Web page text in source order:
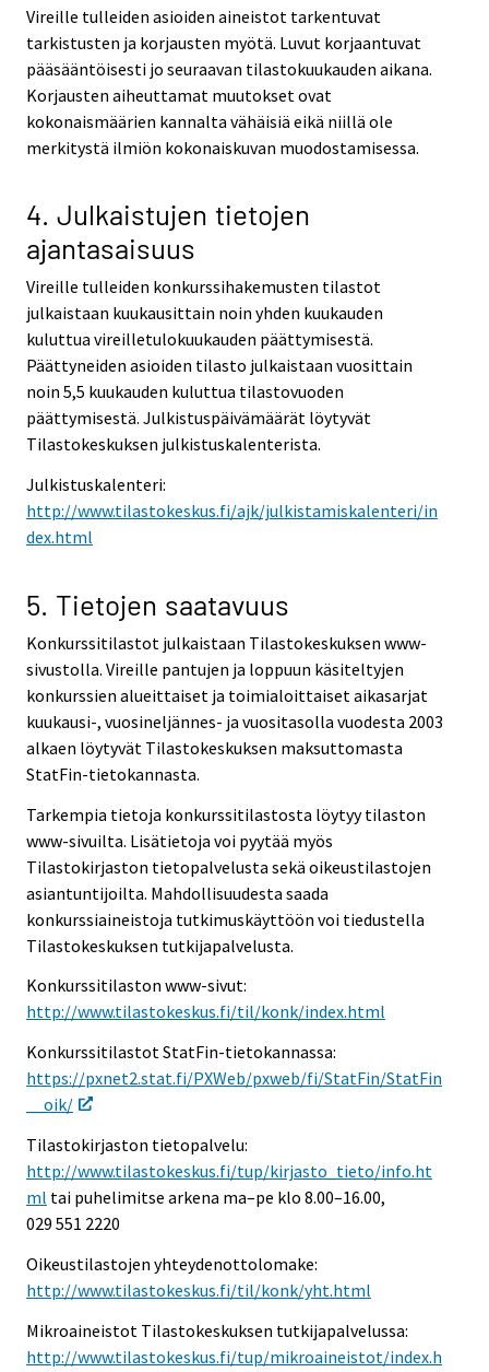
Vireille tulleiden asioiden aineistot tarkentuvat
tarkistusten ja korjausten myötä. Luvut korjaantuvat
pääsääntöisesti jo seuraavan tilastokuukauden aikana.
Korjausten aiheuttamat muutokset ovat
kokonaismäärien kannalta vähäisiä eikä niillä ole
merkitystä ilmiön kokonaiskuvan muodostamisessa.
4. Julkaistujen tietojen
ajantasaisuus
Vireille tulleiden konkurssihakemusten tilastot
julkaistaan kuukausittain noin yhden kuukauden
kuluttua vireilletulokuukauden päättymisestä.
Päättyneiden asioiden tilasto julkaistaan vuosittain
noin 5,5 kuukauden kuluttua tilastovuoden
päättymisestä. Julkistuspäivämäärät löytyvät
Tilastokeskuksen julkistuskalenterista.
Julkistuskalenteri:
http://www.tilastokeskus.fi/ajk/julkistamiskalenteri/in
dex.html
5. Tietojen saatavuus
Konkurssitilastot julkaistaan Tilastokeskuksen www-
sivustolla. Vireille pantujen ja loppuun käsiteltyjen
konkurssien alueittaiset ja toimialoittaiset aikasarjat
kuukausi-, vuosineljännes- ja vuositasolla vuodesta 2003
alkaen löytyvät Tilastokeskuksen maksuttomasta
StatFin-tietokannasta.
Tarkempia tietoja konkurssitilastosta löytyy tilaston
www-sivuilta. Lisätietoja voi pyytää myös
Tilastokirjaston tietopalvelusta sekä oikeustilastojen
asiantuntijoilta. Mahdollisuudesta saada
konkurssiaineistoja tutkimuskäyttöön voi tiedustella
Tilastokeskuksen tutkijapalvelusta.
Konkurssitilaston www-sivut:
http://www.tilastokeskus.fi/til/konk/index.html
Konkurssitilastot StatFin-tietokannassa:
https://pxnet2.stat.fi/PXWeb/pxweb/fi/StatFin/StatFin
__oik/
Tilastokirjaston tietopalvelu:
http://www.tilastokeskus.fi/tup/kirjasto_tieto/info.ht
ml tai puhelimitse arkena ma–pe klo 8.00–16.00,
029 551 2220
Oikeustilastojen yhteydenottolomake:
http://www.tilastokeskus.fi/til/konk/yht.html
Mikroaineistot Tilastokeskuksen tutkijapalvelussa:
http://www.tilastokeskus.fi/tup/mikroaineistot/index.h